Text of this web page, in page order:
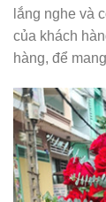
lắng nghe và
của khách
hàng, để